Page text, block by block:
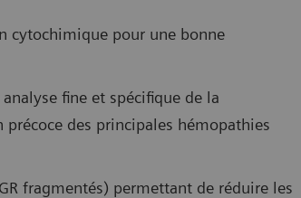
cytochimique pour une bonne
fine et spécifique de la
des principales hémopathies
fragmentés) permettant de réduire les